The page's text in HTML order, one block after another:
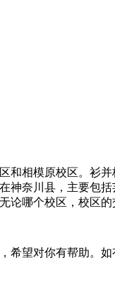
和相模原校区。衫
神奈川县，主要包
论哪个校区，校区
希望对你有帮助。